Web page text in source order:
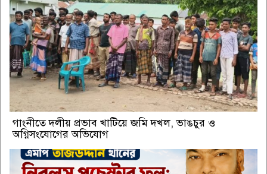
গাংনীতে দলীয় প্রভাব খাটিয়ে জমি দখল, ভাঙচুর ও
অগ্নিসংযোগের অভিযোগ